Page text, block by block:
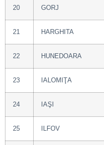
20 GORJ
21 HARGHITA
22 HUNEDOARA
23 IALOMIŢA
24 IAŞI
25 ILFOV